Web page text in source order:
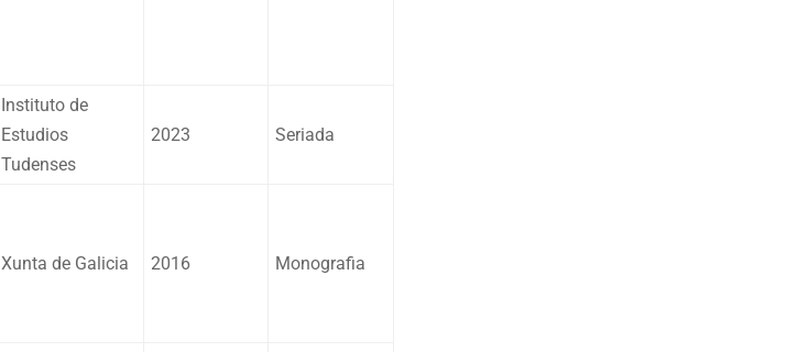
Instituto de
Estudios
Tudenses
2023 Seriada
Xunta de Galicia 2016 Monografia